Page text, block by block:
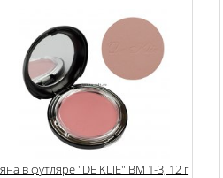
в футляре "DE KLIE" BM 1-3, 12 г